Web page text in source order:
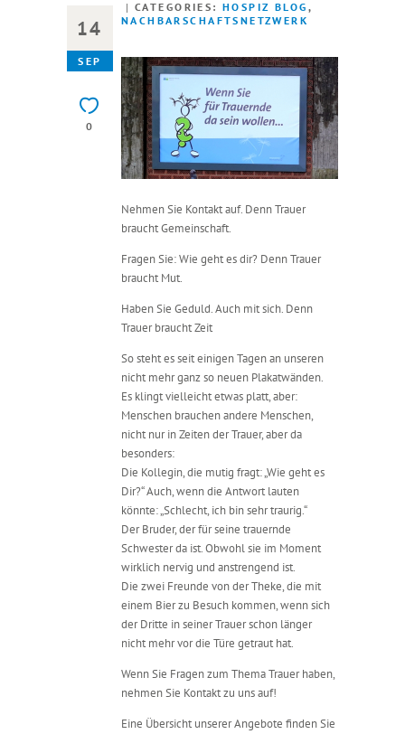
14
SEP
0
CATEGORIES:HOSPIZ BLOG ,
NACHBARSCHAFTSNETZWERK
Nehmen Sie Kontakt auf. Denn Trauer
braucht Gemeinschaft.
Fragen Sie: Wie geht es dir? Denn Trauer
braucht Mut.
Haben Sie Geduld. Auch mit sich. Denn
Trauer braucht Zeit
So steht es seit einigen Tagen an unseren
nicht mehr ganz so neuen Plakatwänden.
Es klingt vielleicht etwas platt, aber:
Menschen brauchen andere Menschen,
nicht nur in Zeiten der Trauer, aber da
besonders:
Die Kollegin, die mutig fragt: „Wie geht es
Dir?“ Auch, wenn die Antwort lauten
könnte: „Schlecht, ich bin sehr traurig.“
Der Bruder, der für seine trauernde
Schwester da ist. Obwohl sie im Moment
wirklich nervig und anstrengend ist.
Die zwei Freunde von der Theke, die mit
einem Bier zu Besuch kommen, wenn sich
der Dritte in seiner Trauer schon länger
nicht mehr vor die Türe getraut hat.
Wenn Sie Fragen zum Thema Trauer haben,
nehmen Sie Kontakt zu uns auf!
Eine Übersicht unserer Angebote finden Sie